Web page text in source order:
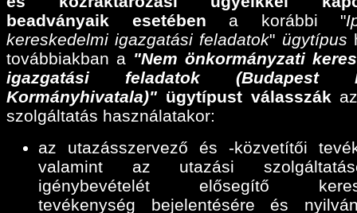
beadványaik esetében a korábbi "
kereskedelmi igazgatási feladatok" ügytípus
továbbiakban a "Nem önkormányzati
igazgatási feladatok (Budapest
Kormányhivatala)" ügytípust válasszák
szolgáltatás használatakor:
az utazásszervező és -közvetítői
valamint az utazási
igénybevételét elősegítő
tevékenység bejelentésére és